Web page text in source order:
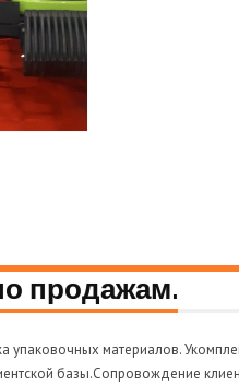
продажам.
упаковочных материалов.
базы.Сопровождение